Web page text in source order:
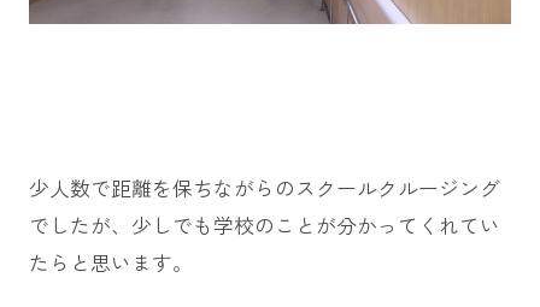
少人数で距離を保ちながらのスクールクルージング
でしたが、少しでも学校のことが分かってくれてい
たらと思います。